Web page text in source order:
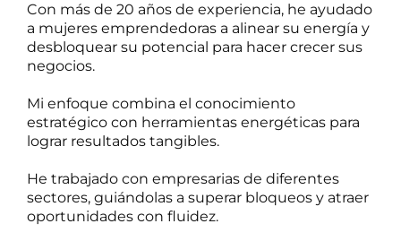
Con más de 20 años de experiencia, he ayudado
a mujeres emprendedoras a alinear su energía y
desbloquear su potencial para hacer crecer sus
negocios.
Mi enfoque combina el conocimiento
estratégico con herramientas energéticas para
lograr resultados tangibles.
He trabajado con empresarias de diferentes
sectores, guiándolas a superar bloqueos y atraer
oportunidades con fluidez.